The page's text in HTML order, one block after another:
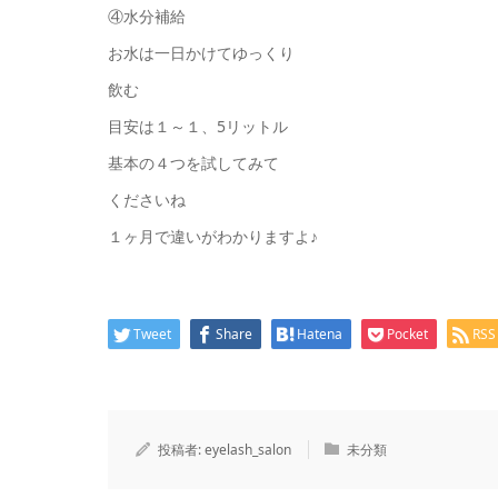
④水分補給
お水は一日かけてゆっくり
飲む
目安は１～１、5リットル
基本の４つを試してみて
くださいね
１ヶ月で違いがわかりますよ♪
Tweet Share Hatena Pocket RSS
投稿者:eyelash_salon 未分類